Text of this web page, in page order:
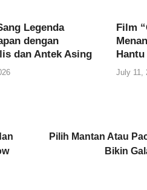
Legenda
dengan
dan Antek Asing
Film
July 11,
Pilih Mantan Atau
Bikin